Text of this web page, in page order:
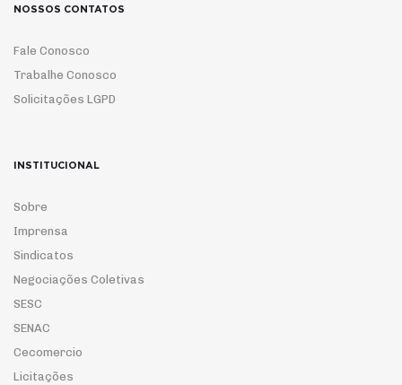
NOSSOS CONTATOS
Fale Conosco
Trabalhe Conosco
Solicitações LGPD
INSTITUCIONAL
Sobre
Imprensa
Sindicatos
Negociações Coletivas
SESC
SENAC
Cecomercio
Licitações